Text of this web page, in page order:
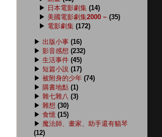
▶ 日本電影劇集 (14)
▶ 美國電影劇集2000 ~ (35)
▶ 電影劇集 (172)
▶ 出版小事 (16)
▶ 影音感想 (232)
▶ 生活事件 (45)
▶ 短篇小說 (17)
▶ 被附身的少年 (74)
▶ 購書地點 (1)
▶ 雜七雜八 (3)
▶ 雜想 (30)
▶ 食憶 (15)
▶ 魔法師、畫家、助手還有貓琴
(12)